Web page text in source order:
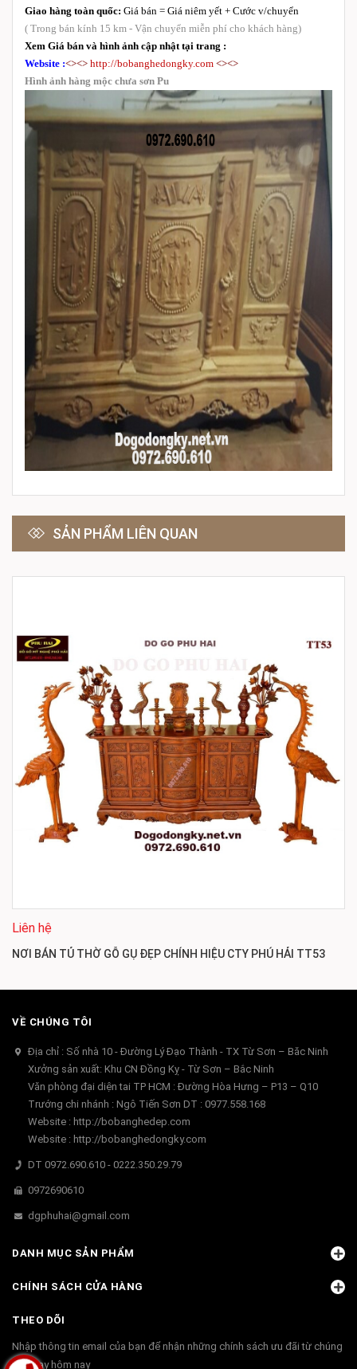
Giao hàng toàn quốc: Giá bán = Giá niêm yết + Cước v/chuyển
( Trong bán kính 15 km - Vận chuyển miễn phí cho khách hàng)
Xem Giá bán và hình ảnh cập nhật tại trang :
Website :<><> http://bobanghedongky.com <><>
Hình ảnh hàng mộc chưa sơn Pu
SẢN PHẨM LIÊN QUAN
Liên hệ
NƠI BÁN TỦ THỜ GỖ GỤ ĐẸP CHÍNH HIỆU CTY PHÚ HẢI TT53
VỀ CHÚNG TÔI
Địa chỉ : Số nhà 10 - Đường Lý Đạo Thành - TX Từ Sơn – Băc Ninh
Xưởng sản xuất: Khu CN Đồng Kỵ - Từ Sơn – Bắc Ninh
Văn phòng đại diện tai TP HCM : Đường Hòa Hưng – P13 – Q10
Trướng chi nhánh : Ngô Tiến Sơn DT : 0977.558.168
Website : http://bobanghedep.com
Website : http://bobanghedongky.com
DT 0972.690.610 - 0222.350.29.79
0972690610
dgphuhai@gmail.com
DANH MỤC SẢN PHẨM
CHÍNH SÁCH CỬA HÀNG
THEO DÕI
Nhập thông tin email của bạn để nhận những chính sách ưu đãi từ chúng
tôi ngay hôm nay